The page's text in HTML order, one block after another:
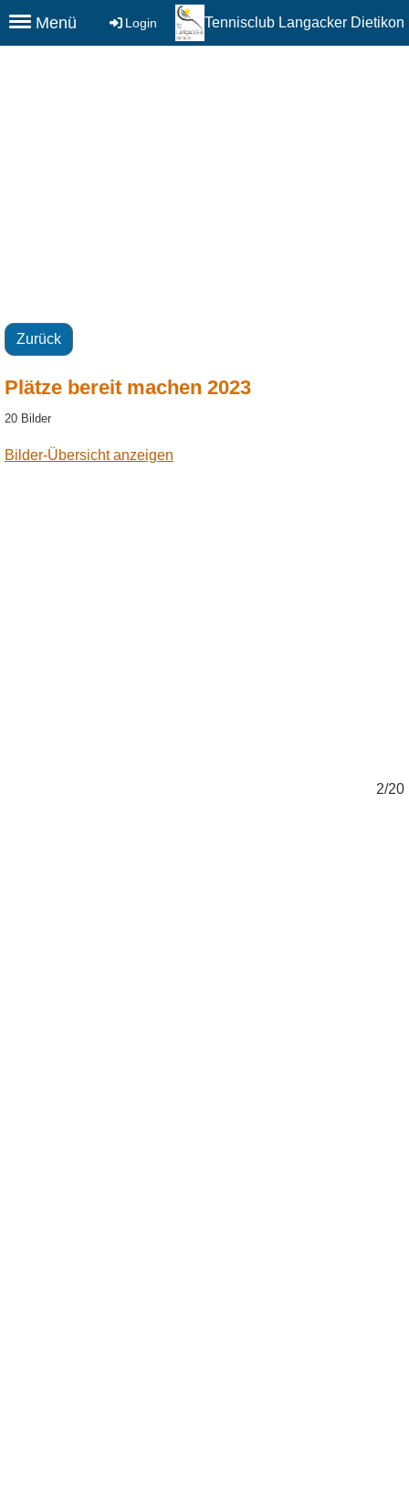
Menü Login Tennisclub Langacker Dietikon
Zurück
Plätze bereit machen 2023
20 Bilder
Bilder-Übersicht anzeigen
2/20